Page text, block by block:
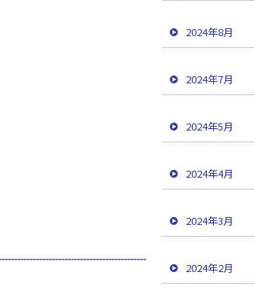
2024年8月
2024年7月
2024年5月
2024年4月
2024年3月
2024年2月